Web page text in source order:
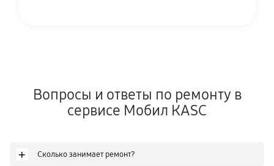
Вопросы и ответы по ремонту в
сервисе Мобил КASC
+ Сколько занимает ремонт?